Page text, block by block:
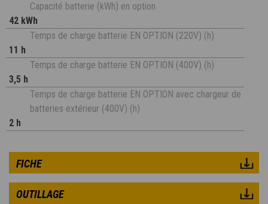
Capacité batterie (kWh) en option
42 kWh
Temps de charge batterie EN OPTION (220V) (h)
11 h
Temps de charge batterie EN OPTION (400V) (h)
3,5 h
Temps de charge batterie EN OPTION avec chargeur de
batteries extérieur (400V) (h)
2 h
FICHE
OUTILLAGE